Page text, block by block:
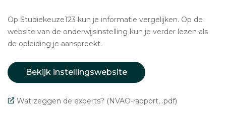
Op Studiekeuze123 kun je informatie vergelijken. Op de
website van de onderwijsinstelling kun je verder lezen als
de opleiding je aanspreekt.
Bekijk instellingswebsite
Wat zeggen de experts? (NVAO-rapport, .pdf)